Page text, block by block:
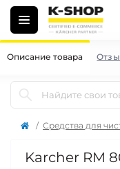
Средства для
Karcher RM
Описание товара